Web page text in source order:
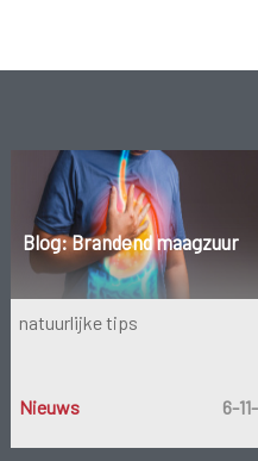
Blog: Brandend maagzuur
natuurlijke tips
Nieuws 6-